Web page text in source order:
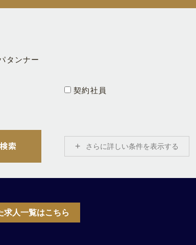
タンナー
契約社員
さらに詳しい条件を表示する
求人一覧はこちら